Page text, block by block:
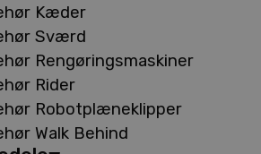
Kæder
Sværd
Rengøringsmaskiner
Rider
Robotplæneklipper
Walk Behind